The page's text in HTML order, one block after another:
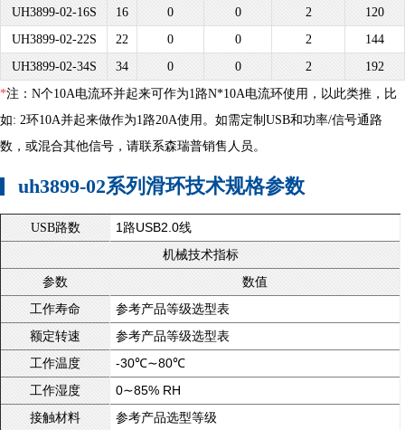
UH3899-02-16S
16 0 0 2
120
UH3899-02-22S
22 0 0 2
144
UH3899-02-34S
34 0 0 2
192
*注：N个10A电流环并起来可作为1路N*10A电流环使用，以此类推，比
如: 2环10A并起来做作为1路20A使用。如需定制USB和功率/信号通路
数，或混合其他信号，请联系森瑞普销售人员。
uh3899-02系列滑环技术规格参数
USB路数 1路USB2.0线
机械技术指标
参数
数值
工作寿命
参考产品等级选型表
额定转速 参考产品等级选型表
工作温度 -30℃∼80℃
工作湿度 0∼85% RH
接触材料 参考产品选型等级